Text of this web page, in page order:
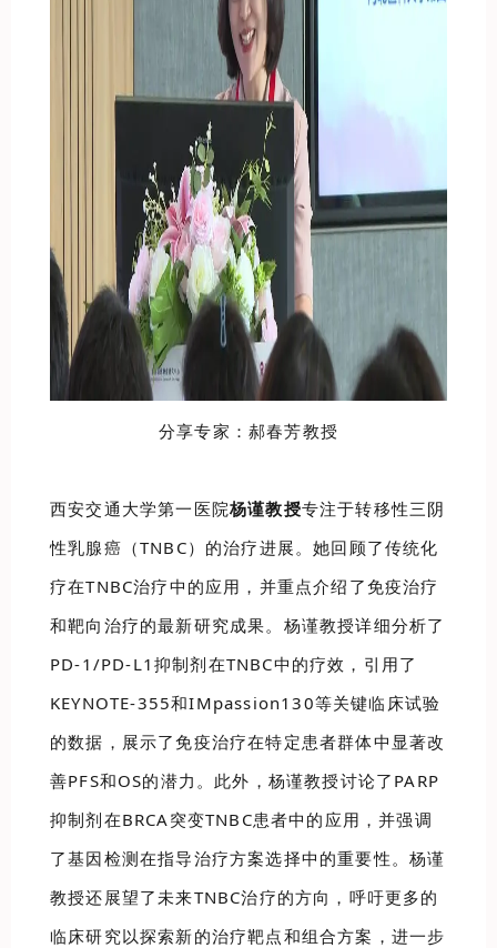
分享专家：郝春芳教授
西安交通大学第一医院杨谨教授专注于转移性三阴
性乳腺癌（TNBC）的治疗进展。她回顾了传统化
疗在TNBC治疗中的应用，并重点介绍了免疫治疗
和靶向治疗的最新研究成果。杨谨教授详细分析了
PD-1/PD-L1抑制剂在TNBC中的疗效，引用了
KEYNOTE-355和IMpassion130等关键临床试验
的数据，展示了免疫治疗在特定患者群体中显著改
善PFS和OS的潜力。此外，杨谨教授讨论了PARP
抑制剂在BRCA突变TNBC患者中的应用，并强调
了基因检测在指导治疗方案选择中的重要性。杨谨
教授还展望了未来TNBC治疗的方向，呼吁更多的
临床研究以探索新的治疗靶点和组合方案，进一步